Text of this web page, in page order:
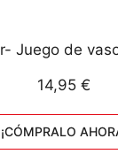
Juego de
14,95 €
¡CÓMPRALO